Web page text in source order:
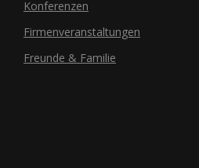
Konferenzen
Firmenveranstaltungen
Freunde & Familie